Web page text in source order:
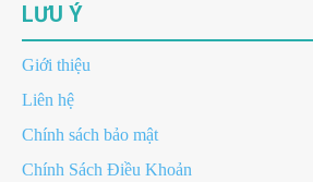
LƯU Ý
Giới thiệu
Liên hệ
Chính sách bảo mật
Chính Sách Điều Khoản